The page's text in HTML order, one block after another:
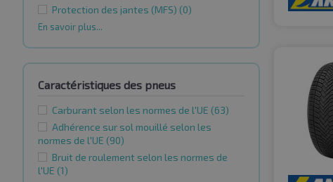
Protection des jantes (MFS) (0)
En savoir plus...
Caractéristiques des pneus
Carburant selon les normes de l'UE (63)
Adhérence sur sol mouillé selon les
normes de l'UE (90)
Bruit de roulement selon les normes de
l'UE (1)